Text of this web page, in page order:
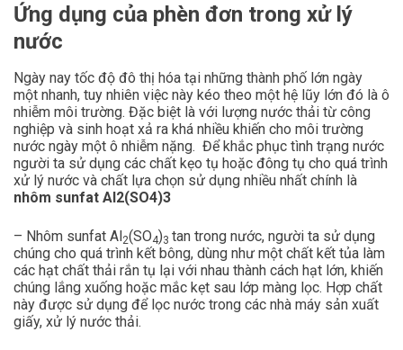
Ứng dụng của phèn đơn trong xử lý
nước
Ngày nay tốc độ đô thị hóa tại những thành phố lớn ngày
một nhanh, tuy nhiên việc này kéo theo một hệ lũy lớn đó là ô
nhiễm môi trường. Đặc biệt là với lượng nước thải từ công
nghiệp và sinh hoạt xả ra khá nhiều khiến cho môi trường
nước ngày một ô nhiễm nặng. Để khắc phục tình trạng nước
người ta sử dụng các chất kẹo tụ hoặc đông tụ cho quá trình
xử lý nước và chất lựa chọn sử dụng nhiều nhất chính là
nhôm sunfat Al2(SO4)3
– Nhôm sunfat Al2(SO4)3 tan trong nước, người ta sử dụng
chúng cho quá trình kết bông, dùng như một chất kết tủa làm
các hạt chất thải rắn tụ lại với nhau thành cách hạt lớn, khiến
chúng lắng xuống hoặc mắc kẹt sau lớp màng lọc. Hợp chất
này được sử dụng để lọc nước trong các nhà máy sản xuất
giấy, xử lý nước thải.